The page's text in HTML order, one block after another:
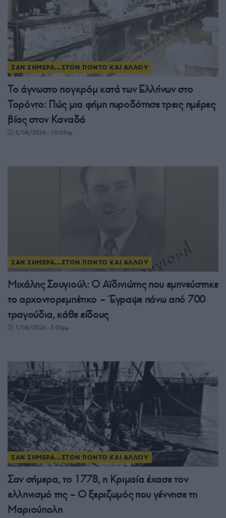
ΣΑΝ ΣΗΜΕΡΑ...ΣΤΟΝ ΠΟΝΤΟ ΚΑΙ ΑΛΛΟΥ
Το άγνωστο πογκρόμ κατά των Ελλήνων στο
Τορόντο: Πώς μια φήμη πυροδότησε τρεις ημέρες
βίας στον Καναδά
3/08/2026 - 10:05πμ
ΣΑΝ ΣΗΜΕΡΑ...ΣΤΟΝ ΠΟΝΤΟ ΚΑΙ ΑΛΛΟΥ
Μιχάλης Σουγιούλ: Ο Αϊδινιώτης που εμπνεύστηκε
το αρχοντορεμπέτικο – Έγραψε πάνω από 700
τραγούδια, κάθε είδους
1/08/2026 - 5:00μμ
ΣΑΝ ΣΗΜΕΡΑ...ΣΤΟΝ ΠΟΝΤΟ ΚΑΙ ΑΛΛΟΥ
Σαν σήμερα, το 1778, η Κριμαία έχασε τον
ελληνισμό της – Ο ξεριζωμός που γέννησε τη
Μαριούπολη